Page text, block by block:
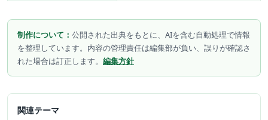
制作について： 公開された出典をもとに、AIを含む自動処理で情報
を整理しています。内容の管理責任は編集部が負い、誤りが確認さ
れた場合は訂正します。 編集方針
関連テーマ